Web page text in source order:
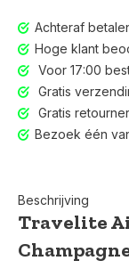
Achteraf
Hoge klant
Voor 17:00
Gratis
Gratis
Bezoek één
Beschrijving
Travelite